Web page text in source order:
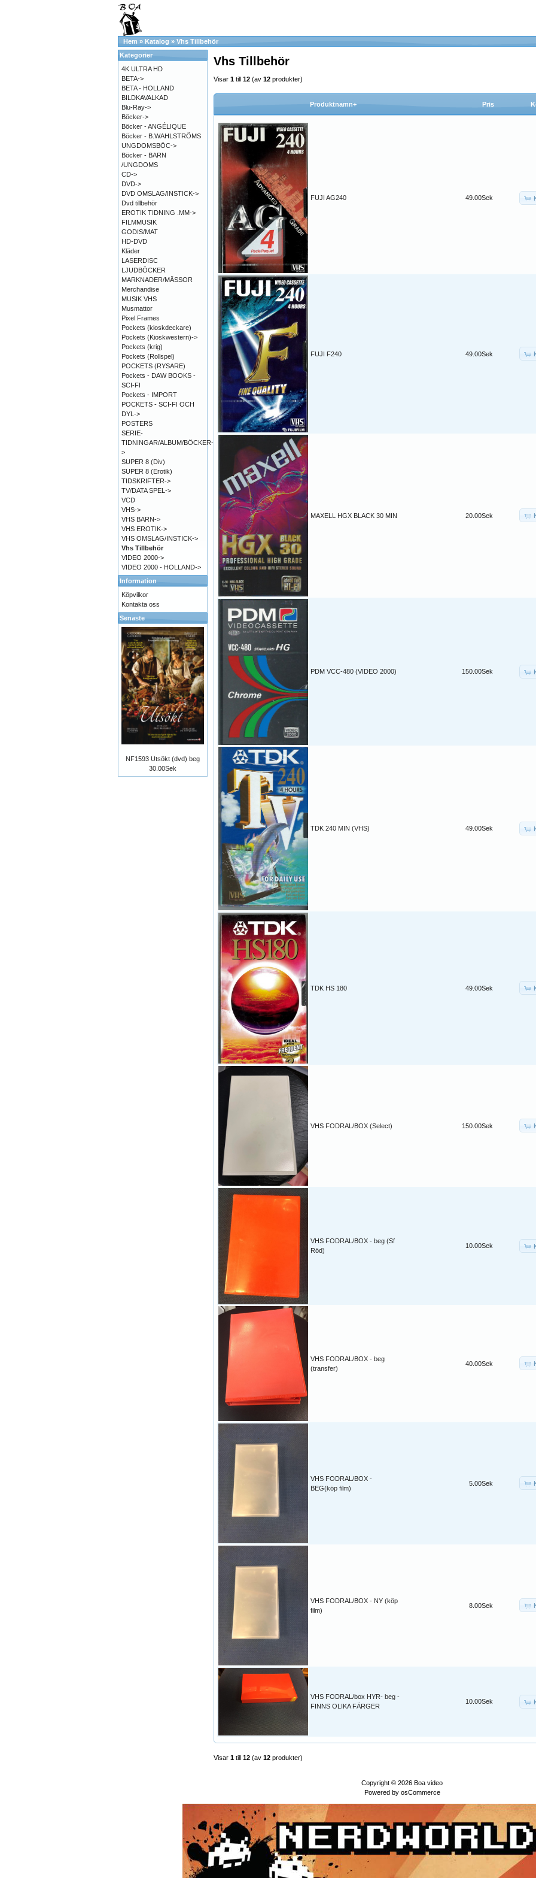
Hem » Katalog » Vhs Tillbehör
Vhs Tillbehör
Visar 1 till 12 (av 12 produkter)
Produktnamn+ Pris
FUJI AG240 49.00Sek
FUJI F240 49.00Sek
MAXELL HGX BLACK 30 MIN 20.00Sek
PDM VCC-480 (VIDEO 2000) 150.00Sek
TDK 240 MIN (VHS) 49.00Sek
TDK HS 180 49.00Sek
VHS FODRAL/BOX (Select) 150.00Sek
VHS FODRAL/BOX - beg (Sf
Röd)
10.00Sek
VHS FODRAL/BOX - beg
(transfer)
40.00Sek
VHS FODRAL/BOX -
BEG(köp film)
5.00Sek
VHS FODRAL/BOX - NY (köp
film)
8.00Sek
VHS FODRAL/box HYR- beg -
FINNS OLIKA FÄRGER
10.00Sek
Visar 1 till 12 (av 12 produkter)
Kategorier
4K ULTRA HD
BETA->
BETA - HOLLAND
BILDKAVALKAD
Blu-Ray->
Böcker->
Böcker - ANGÉLIQUE
Böcker - B.WAHLSTRÖMS
UNGDOMSBÖC->
Böcker - BARN
/UNGDOMS
CD->
DVD->
DVD OMSLAG/INSTICK->
Dvd tillbehör
EROTIK TIDNING .MM->
FILMMUSIK
GODIS/MAT
HD-DVD
Kläder
LASERDISC
LJUDBÖCKER
MARKNADER/MÄSSOR
Merchandise
MUSIK VHS
Musmattor
Pixel Frames
Pockets (kioskdeckare)
Pockets (Kioskwestern)->
Pockets (krig)
Pockets (Rollspel)
POCKETS (RYSARE)
Pockets - DAW BOOKS -
SCI-FI
Pockets - IMPORT
POCKETS - SCI-FI OCH
DYL->
POSTERS
SERIE-
TIDNINGAR/ALBUM/BÖCKER-
>
SUPER 8 (Div)
SUPER 8 (Erotik)
TIDSKRIFTER->
TV/DATA SPEL->
VCD
VHS->
VHS BARN->
VHS EROTIK->
VHS OMSLAG/INSTICK->
Vhs Tillbehör
VIDEO 2000->
VIDEO 2000 - HOLLAND->
Information
Köpvilkor
Kontakta oss
Senaste
NF1593 Utsökt (dvd) beg
30.00Sek
Copyright © 2026 Boa video
Powered by osCommerce